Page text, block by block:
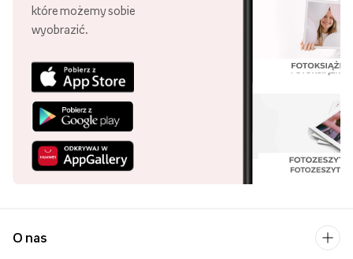
które możemy sobie
wyobrazić.
O nas